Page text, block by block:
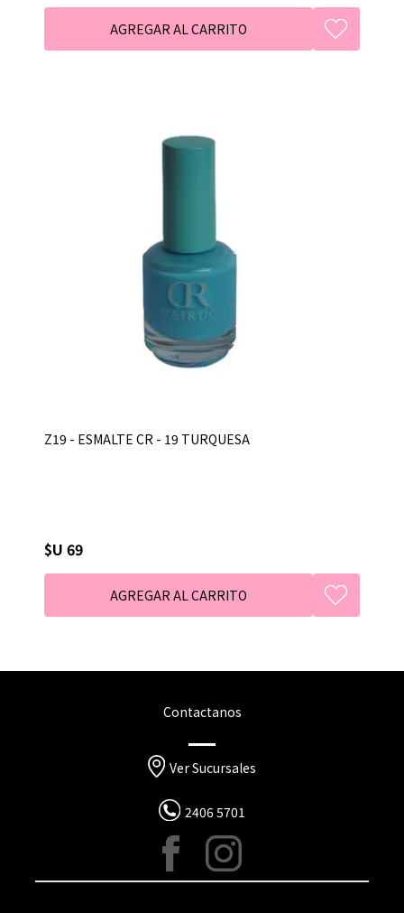
Z19 - ESMALTE CR - 19 TURQUESA
$U 69
Contactanos
Ver Sucursales
2406 5701